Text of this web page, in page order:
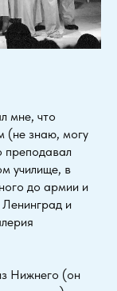
мне, что
(не знаю, могу
преподавал
училище, в
до армии и
Ленинград и
Нижнего (он